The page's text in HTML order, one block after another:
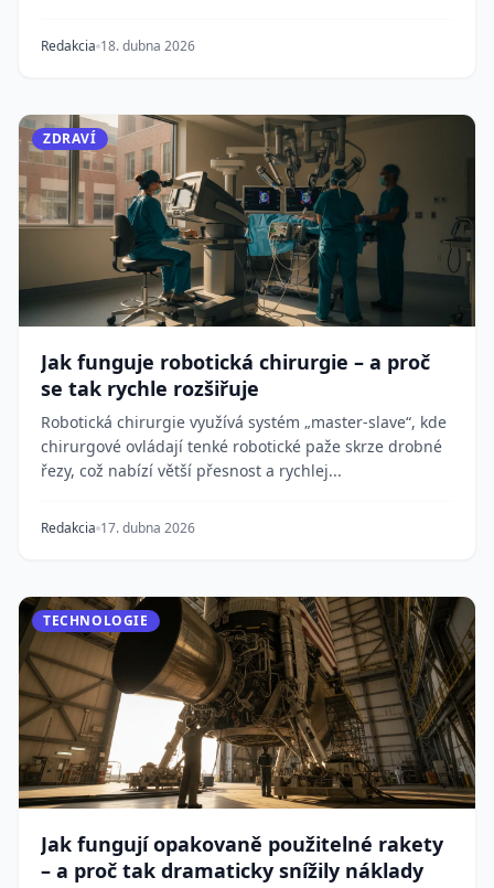
Redakcia 18. dubna 2026
ZDRAVÍ
Jak funguje robotická chirurgie – a proč
se tak rychle rozšiřuje
Robotická chirurgie využívá systém „master-slave“, kde
chirurgové ovládají tenké robotické paže skrze drobné
řezy, což nabízí větší přesnost a rychlej...
Redakcia 17. dubna 2026
TECHNOLOGIE
Jak fungují opakovaně použitelné rakety
– a proč tak dramaticky snížily náklady